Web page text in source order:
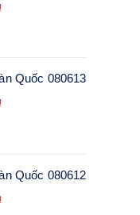
Quốc 080613
Quốc 080612